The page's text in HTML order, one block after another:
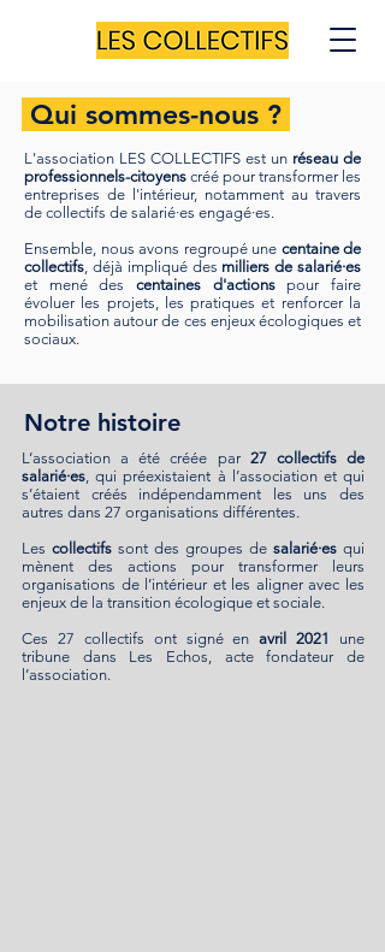
Qui sommes-nous ?
L'association LES COLLECTIFS est un réseau de
professionnels-citoyens créé pour transformer les
entreprises de l'intérieur, notamment au travers
de collectifs de salarié·es engagé·es.
Ensemble, nous avons regroupé une centaine de
collectifs, déjà impliqué des milliers de salarié·es
et mené des centaines d'actionspour faire
évoluer les projets, les pratiques et renforcer la
mobilisation autour de ces enjeux écologiques et
sociaux.
Notre histoire
L’association a été créée par 27 collectifs de
salarié·es, qui préexistaient à l’association et qui
s’étaient créés indépendamment les uns des
autres dans 27 organisations différentes.
Les collectifs sont des groupes de salarié·es qui
mènent des actions pour transformer leurs
organisations de l’intérieur et les aligner avec les
enjeux de la transition écologique et sociale.
Ces 27 collectifs ont signé enavril 2021
une
tribune dans Les Echos, acte fondateur de
l’association.